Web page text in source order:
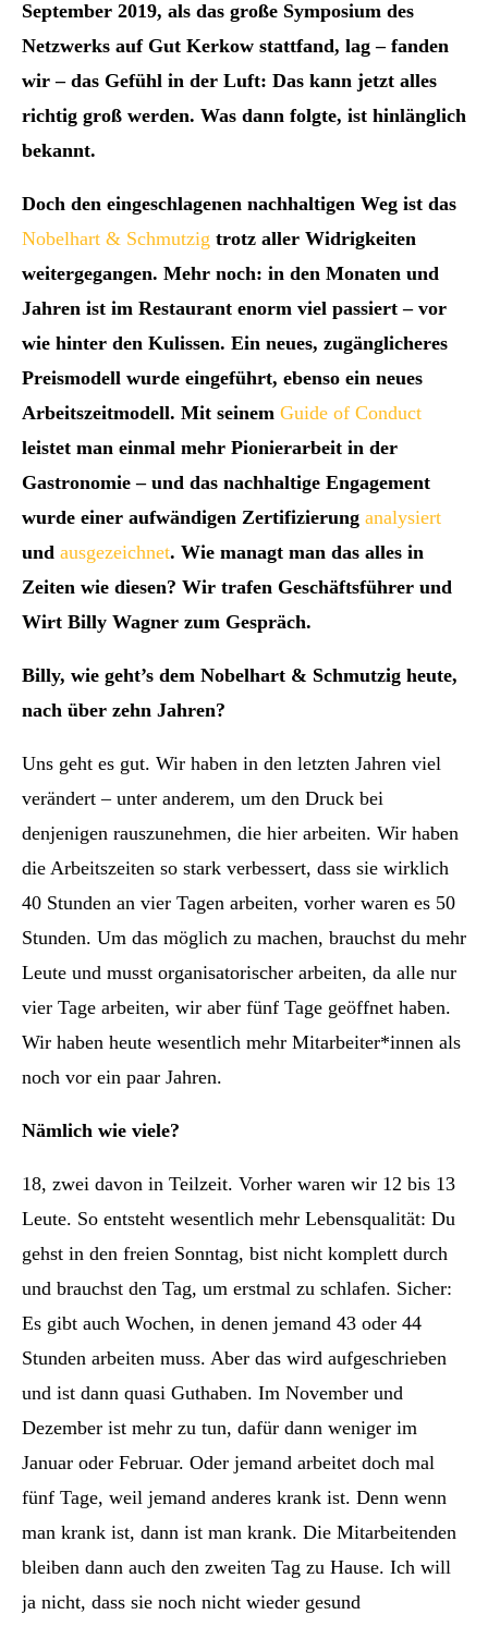
September 2019, als das große Symposium des
Netzwerks auf Gut Kerkow stattfand, lag – fanden
wir – das Gefühl in der Luft: Das kann jetzt alles
richtig groß werden. Was dann folgte, ist hinlänglich
bekannt.
Doch den eingeschlagenen nachhaltigen Weg ist das
Nobelhart & Schmutzig trotz aller Widrigkeiten
weitergegangen. Mehr noch: in den Monaten und
Jahren ist im Restaurant enorm viel passiert – vor
wie hinter den Kulissen. Ein neues, zugänglicheres
Preismodell wurde eingeführt, ebenso ein neues
Arbeitszeitmodell. Mit seinem Guide of Conduct
leistet man einmal mehr Pionierarbeit in der
Gastronomie – und das nachhaltige Engagement
wurde einer aufwändigen Zertifizierung analysiert
und ausgezeichnet. Wie managt man das alles in
Zeiten wie diesen? Wir trafen Geschäftsführer und
Wirt Billy Wagner zum Gespräch.
Billy, wie geht’s dem Nobelhart & Schmutzig heute,
nach über zehn Jahren?
Uns geht es gut. Wir haben in den letzten Jahren viel
verändert – unter anderem, um den Druck bei
denjenigen rauszunehmen, die hier arbeiten. Wir haben
die Arbeitszeiten so stark verbessert, dass sie wirklich
40 Stunden an vier Tagen arbeiten, vorher waren es 50
Stunden. Um das möglich zu machen, brauchst du mehr
Leute und musst organisatorischer arbeiten, da alle nur
vier Tage arbeiten, wir aber fünf Tage geöffnet haben.
Wir haben heute wesentlich mehr Mitarbeiter*innen als
noch vor ein paar Jahren.
Nämlich wie viele?
18, zwei davon in Teilzeit. Vorher waren wir 12 bis 13
Leute. So entsteht wesentlich mehr Lebensqualität: Du
gehst in den freien Sonntag, bist nicht komplett durch
und brauchst den Tag, um erstmal zu schlafen. Sicher:
Es gibt auch Wochen, in denen jemand 43 oder 44
Stunden arbeiten muss. Aber das wird aufgeschrieben
und ist dann quasi Guthaben. Im November und
Dezember ist mehr zu tun, dafür dann weniger im
Januar oder Februar. Oder jemand arbeitet doch mal
fünf Tage, weil jemand anderes krank ist. Denn wenn
man krank ist, dann ist man krank. Die Mitarbeitenden
bleiben dann auch den zweiten Tag zu Hause. Ich will
ja nicht, dass sie noch nicht wieder gesund